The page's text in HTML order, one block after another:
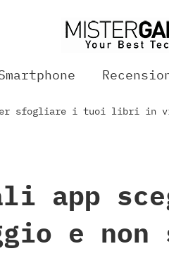
per sfogliare i tuoi libri in
app
e non